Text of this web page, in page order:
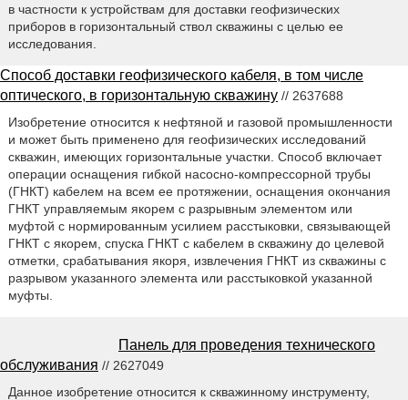
в частности к устройствам для доставки геофизических
приборов в горизонтальный ствол скважины с целью ее
исследования.
Способ доставки геофизического кабеля, в том числе
оптического, в горизонтальную скважину // 2637688
Изобретение относится к нефтяной и газовой промышленности
и может быть применено для геофизических исследований
скважин, имеющих горизонтальные участки. Способ включает
операции оснащения гибкой насосно-компрессорной трубы
(ГНКТ) кабелем на всем ее протяжении, оснащения окончания
ГНКТ управляемым якорем с разрывным элементом или
муфтой с нормированным усилием расстыковки, связывающей
ГНКТ с якорем, спуска ГНКТ с кабелем в скважину до целевой
отметки, срабатывания якоря, извлечения ГНКТ из скважины с
разрывом указанного элемента или расстыковкой указанной
муфты.
Панель для проведения технического
обслуживания // 2627049
Данное изобретение относится к скважинному инструменту,